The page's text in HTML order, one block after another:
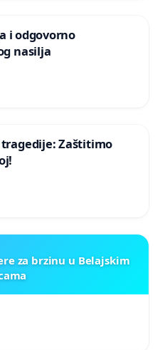
i odgovorno
nasilja
tragedije: Zaštitimo
za brzinu u Belajskim